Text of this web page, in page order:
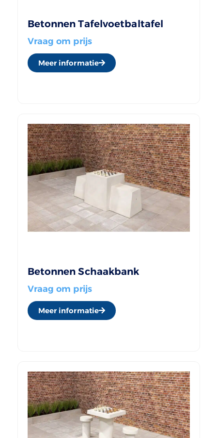
Betonnen Tafelvoetbaltafel
Vraag om prijs
Meer informatie
Betonnen Schaakbank
Vraag om prijs
Meer informatie